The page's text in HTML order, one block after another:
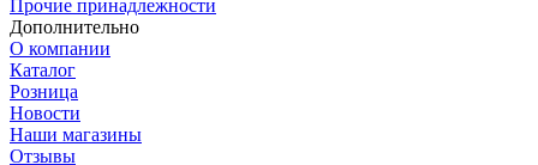
Прочие принадлежности
Дополнительно
О компании
Каталог
Розница
Новости
Наши магазины
Отзывы